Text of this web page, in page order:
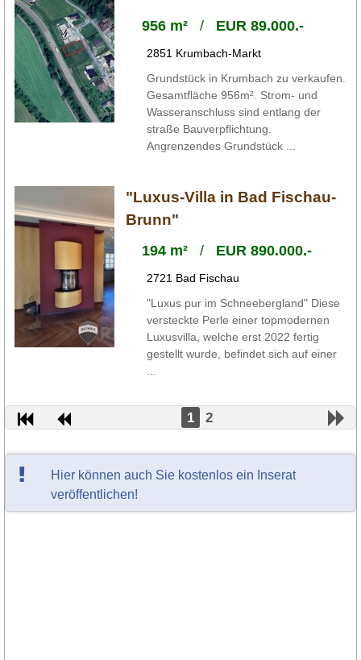
956 m²/ EUR 89.000.-
2851 Krumbach-Markt
Grundstück in Krumbach zu verkaufen.
Gesamtfläche 956m². Strom- und
Wasseranschluss sind entlang der
straße Bauverpflichtung.
Angrenzendes Grundstück ...
"Luxus-Villa in Bad Fischau-
Brunn"
194 m²/ EUR 890.000.-
2721 Bad Fischau
"Luxus pur im Schneebergland" Diese
versteckte Perle einer topmodernen
Luxusvilla, welche erst 2022 fertig
gestellt wurde, befindet sich auf einer
1 2
Hier können auch Sie kostenlos ein Inserat
veröffentlichen!